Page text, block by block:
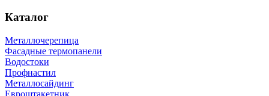
Каталог
Металлочерепица
Фасадные термопанели
Водостоки
Профнастил
Металлосайдинг
Евроштакетник